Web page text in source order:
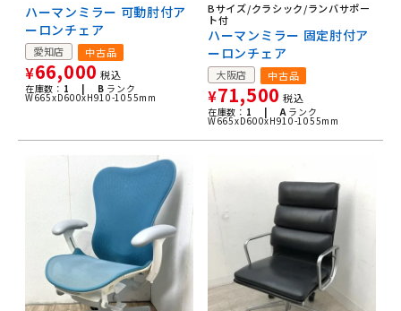
ハーマンミラー 可動肘付ア
ーロンチェア
愛知店 中古品
¥66,000 税込
在庫数： 1 | B ランク
W665xD600xH910-1055mm
Bサイズ/クラシック/ランバサポー
ト付
ハーマンミラー 固定肘付ア
ーロンチェア
大阪店 中古品
¥71,500 税込
在庫数： 1 | Aランク
W665xD600xH910-1055mm